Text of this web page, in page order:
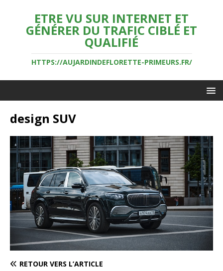
ETRE VU SUR INTERNET ET
GÉNÉRER DU TRAFIC CIBLÉ ET
QUALIFIÉ
HTTPS://AUJARDINDEFLORETTE-PRIMEURS.FR/
design SUV
RETOUR VERS L’ARTICLE